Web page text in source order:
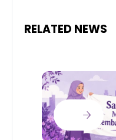
RELATED NEWS